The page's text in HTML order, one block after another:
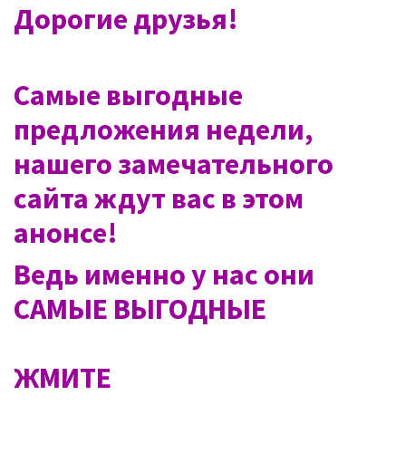
Дорогие друзья!
Самые выгодные
предложения недели,
нашего замечательного
сайта ждут вас в этом
анонсе!
Ведь именно у нас они
САМЫЕ ВЫГОДНЫЕ
ЖМИТЕ